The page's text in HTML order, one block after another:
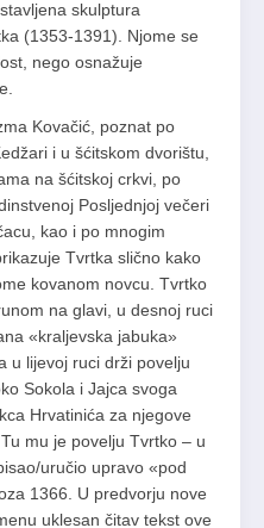
skulptura
(1353-1391). Njome se
nego osnažuje
Kovačić, poznat po
i u šćitskom dvorištu,
na šćitskoj crkvi, po
Posljednjoj večeri
kao i po mnogim
Tvrtka slično kako
kovanom novcu. Tvrtko
na glavi, u desnoj ruci
«kraljevska jabuka»
u lijevoj ruci drži povelju
Sokola i Jajca svoga
Hrvatinića za njegove
mu je povelju Tvrtko – u
uručio upravo «pod
1366. U predvorju nove
uklesan čitav tekst ove